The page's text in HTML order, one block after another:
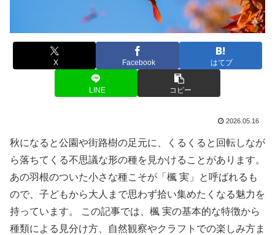
X Facebook はてブ
LINE コピー
2026.05.16
秋になると公園や街路樹の足元に、くるくると回転しなが
ら落ちてくる不思議な形の種を見かけることがあります。
あの羽根のついた小さな種こそが「楓 実」と呼ばれるも
ので、子どもから大人まで思わず拾い集めたくなる魅力を
持っています。 この記事では、楓 実の基本的な特徴から
種類による見分け方、自然観察やクラフトでの楽しみ方ま